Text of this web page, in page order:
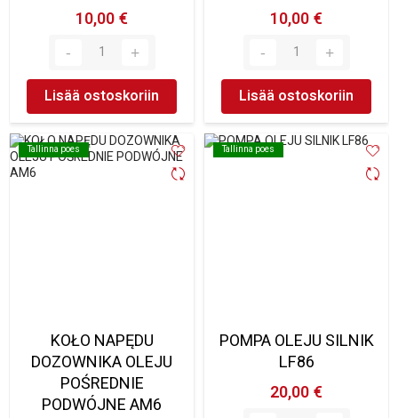
10,00 €
Lisää ostoskoriin
10,00 €
Lisää ostoskoriin
Tallinna poes
Tallinna poes
KOŁO NAPĘDU
DOZOWNIKA OLEJU
POŚREDNIE
PODWÓJNE AM6
Tallinna poes
Tallinna poes
POMPA OLEJU SILNIK
LF86
20,00 €